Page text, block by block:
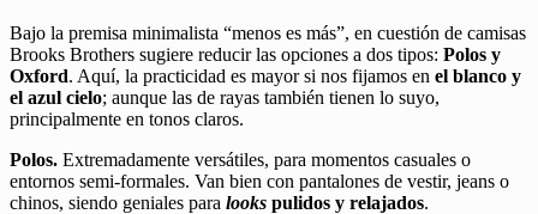
Bajo la premisa minimalista “menos es más”, en cuestión de camisas
Brooks Brothers sugiere reducir las opciones a dos tipos: Polos y
Oxford. Aquí, la practicidad es mayor si nos fijamos en el blanco y
el azul cielo; aunque las de rayas también tienen lo suyo,
principalmente en tonos claros.
Polos. Extremadamente versátiles, para momentos casuales o
entornos semi-formales. Van bien con pantalones de vestir, jeans o
chinos, siendo geniales para looks pulidos y relajados.